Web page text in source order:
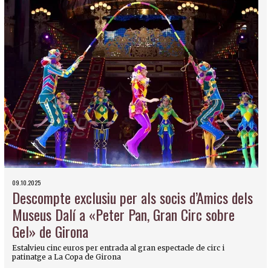
09.10.2025
Descompte exclusiu per als socis d’Amics dels
Museus Dalí a «Peter Pan, Gran Circ sobre
Gel» de Girona
Estalvieu cinc euros per entrada al gran espectacle de circ i
patinatge a La Copa de Girona